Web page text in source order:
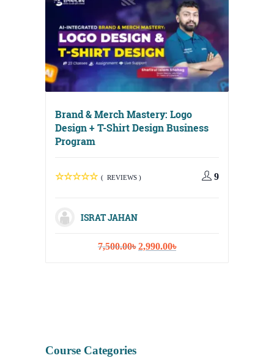
Brand & Merch Mastery: Logo
Design + T-Shirt Design Business
Program
( REVIEWS ) 9
ISRAT JAHAN
7,500.00৳ Original
2,990.00৳Current
Course Categories